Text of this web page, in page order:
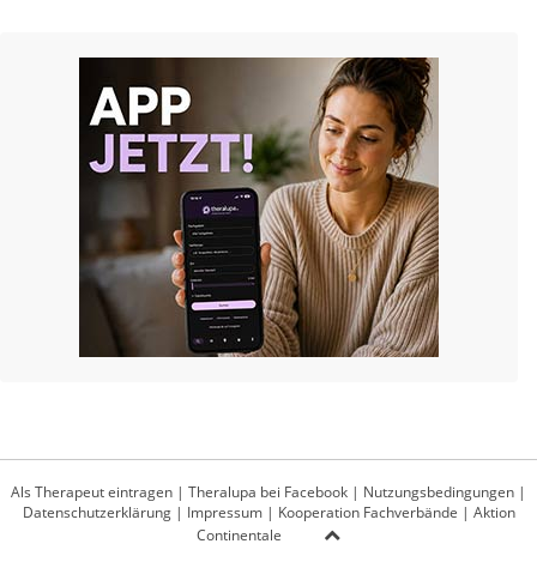
Als Therapeut eintragen | Theralupa bei Facebook | Nutzungsbedingungen |
Datenschutzerklärung| Impressum| Kooperation Fachverbände | Aktion
Continentale